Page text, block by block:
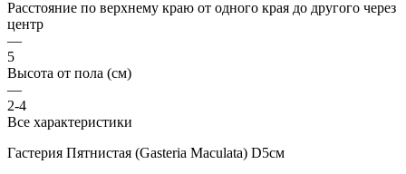
Расстояние по верхнему краю от одного края до другого через
центр
—
5
Высота от пола (см)
—
2-4
Все характеристики
Гастерия Пятнистая (Gasteria Maculata) D5см